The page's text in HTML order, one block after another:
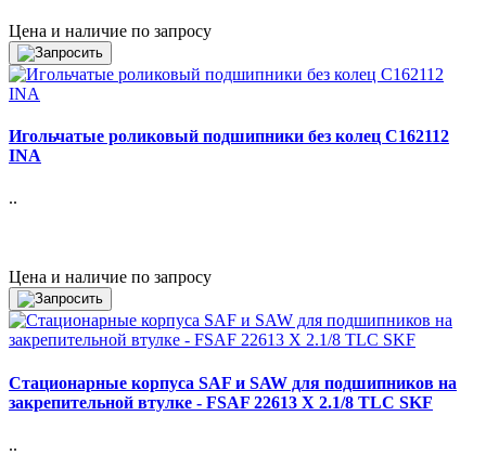
Цена и наличие по запросу
Игольчатые роликовый подшипники без колец C162112
INA
..
Цена и наличие по запросу
Стационарные корпуса SAF и SAW для подшипников на
закрепительной втулке - FSAF 22613 X 2.1/8 TLC SKF
..